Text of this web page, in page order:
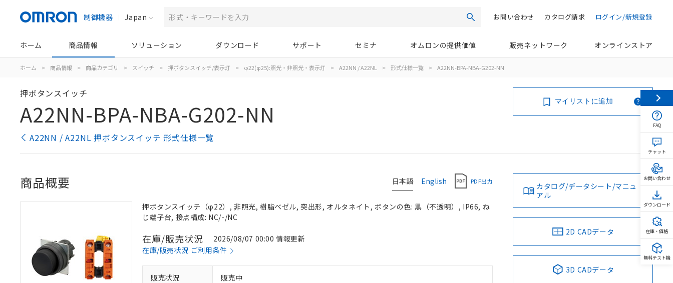
制御機器 Japan 検索 ログイン/新規登録
カタログ請求
お問い合わせ
ホーム 商品情報 ソリューション ダウンロード サポート セミナ オムロンの提供価値 販売ネットワーク オンラインストア
ホーム > 商品情報 > 商品カテゴリ > スイッチ > 押ボタンスイッチ/表示灯 > φ22(φ25):照光・非照光・表示灯 > A22NN / A22NL > 形式仕様一覧 > A22NN-BPA-NBA-G202-NN
押ボタンスイッチ
A22NN-BPA-NBA-G202-NN
A22NN / A22NL 押ボタンスイッチ 形式仕様一覧
マイリストに追加
日本語 English PDF出力
商品概要
押ボタンスイッチ（φ22）, 非照光, 樹脂ベゼル, 突出形, オルタネイト, ボタンの色: 黒（不透明）, IP66, ね
じ端子台, 接点構成: NC/-/NC
在庫/販売状況
2026/08/07 00:00 情報更新
在庫/販売状況 ご利用条件
販売状況 販売中
カタログ/データシート/マニュ
アル
2D CADデータ
3D CADデータ
FAQ
チャット
お問い合わせ
ダウンロード
在庫・価格
無料テスト機